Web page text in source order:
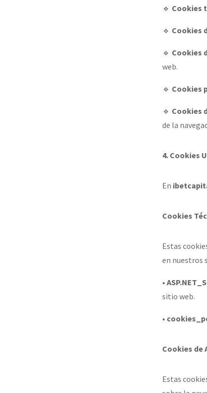
🔹 Cookies
🔹 Cookies
🔹 Cookies
web.
🔹 Cookies
🔹 Cookies
de la
4. Cookies
En
Cookies
Estas
en nuestros
•
sitio web.
•
Cookies de
Estas